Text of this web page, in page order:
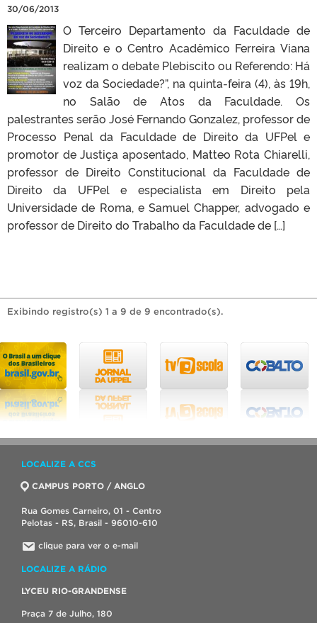
30/06/2013
O Terceiro Departamento da Faculdade de
Direito e o Centro Acadêmico Ferreira Viana
realizam o debate Plebiscito ou Referendo: Há
voz da Sociedade?”, na quinta-feira (4), às 19h,
no Salão de Atos da Faculdade. Os
palestrantes serão José Fernando Gonzalez, professor de
Processo Penal da Faculdade de Direito da UFPel e
promotor de Justiça aposentado, Matteo Rota Chiarelli,
professor de Direito Constitucional da Faculdade de
Direito da UFPel e especialista em Direito pela
Universidade de Roma, e Samuel Chapper, advogado e
professor de Direito do Trabalho da Faculdade de […]
Exibindo registro(s) 1 a 9 de 9 encontrado(s).
LOCALIZE A CCS
CAMPUS PORTO / ANGLO
Rua Gomes Carneiro, 01 - Centro
Pelotas - RS, Brasil - 96010-610
clique para ver o e-mail
LOCALIZE A RÁDIO
LYCEU RIO-GRANDENSE
Praça 7 de Julho, 180